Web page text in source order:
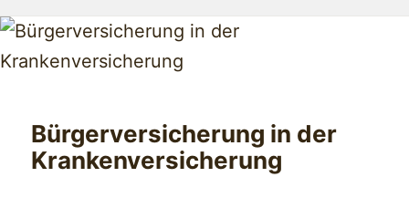
Bürgerversicherung in der
Krankenversicherung